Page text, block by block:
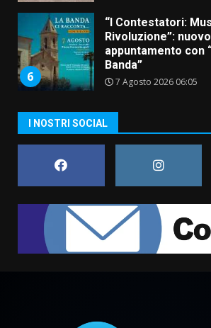
6
“I Contestatori:
Rivoluzione”: nuovo
appuntamento con
Banda”
7 Agosto 2026 06:05
amarezza per
campionato di
7 Agosto 2026 06:00
1
Grande successo
del Pesce Spada”
9 Agosto 2026 07:32
ottenere l’iscrizione
I NOSTRI SOCIAL